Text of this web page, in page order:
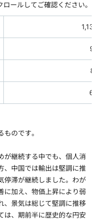
ロールしてご確認ください。
66
のです。
継続する中でも、個人消
、中国では輸出は堅調に推
停滞が継続しました。わが
に加え、物価上昇により弱
、景気は総じて堅調に推移
は、期前半に歴史的な円安